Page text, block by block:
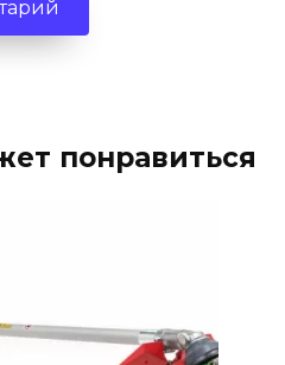
понравиться